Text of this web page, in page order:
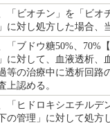
「ビオチン」を「ビオ
に対し処方した場合、
「ブドウ糖50%、70%
に対して、血液透析、
等の治療中に透析回路
上認める。
「ヒドロキシエチルデ
の管理」に対して処方